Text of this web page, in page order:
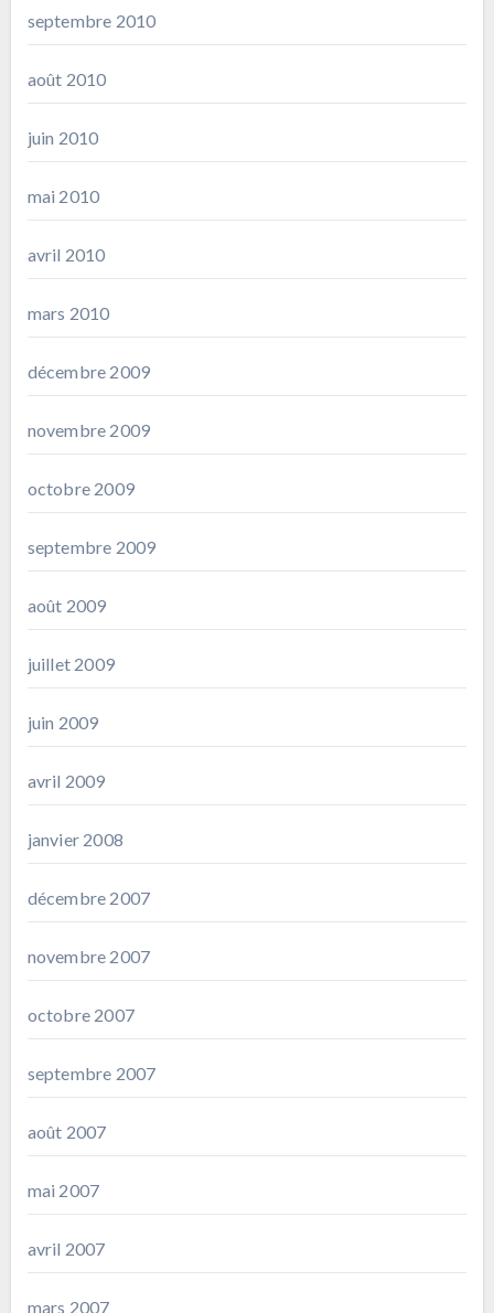
septembre 2010
août 2010
juin 2010
mai 2010
avril 2010
mars 2010
décembre 2009
novembre 2009
octobre 2009
septembre 2009
août 2009
juillet 2009
juin 2009
avril 2009
janvier 2008
décembre 2007
novembre 2007
octobre 2007
septembre 2007
août 2007
mai 2007
avril 2007
mars 2007